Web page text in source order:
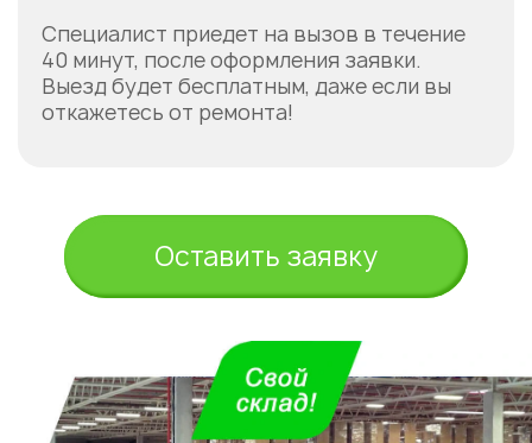
Специалист приедет на вызов в течение
40 минут, после оформления заявки.
Выезд будет бесплатным, даже если вы
откажетесь от ремонта!
Оставить заявку